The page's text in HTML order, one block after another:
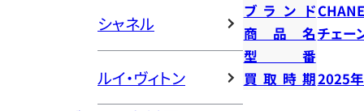
シャネル
ルイ・ヴィトン
ブランド
商品名チェー
型番
買取時期2025